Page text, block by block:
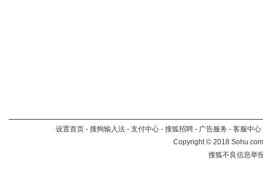
设置首页 - 搜狗输入法 - 支付中心 - 搜狐招聘 - 广告服务 - 客服中心
Copyright©2018
搜狐不良信息举